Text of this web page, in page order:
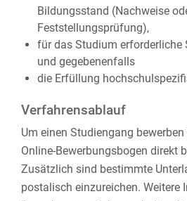
Bildungsstand (Nachweise
Feststellungsprüfung),
für das Studium erforderliche
und gegebenenfalls
die Erfüllung
Verfahrensablauf
Um einen Studiengang
Online-Bewerbungsbogen direkt
Zusätzlich sind bestimmte
postalisch einzureichen. Weitere